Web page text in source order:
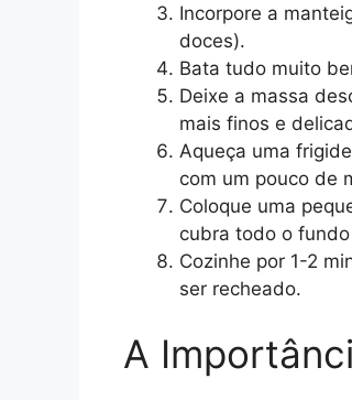
Incorpore a
doces).
Bata tudo muito
Deixe a massa
mais finos e
Aqueça uma
com um pouco de
Coloque uma
cubra todo o
Cozinhe por 1-2
ser recheado.
A